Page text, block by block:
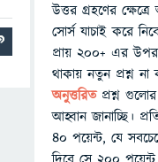
উত্তর গ্রহণের
সোর্স যাচাই করে
প্রায় ২০০+ এর
থাকায় নতুন প্রশ্ন
অনুত্তরিত প্রশ্ন
আহ্বান জানাচ্ছি।
৪০ পয়েন্ট, যে